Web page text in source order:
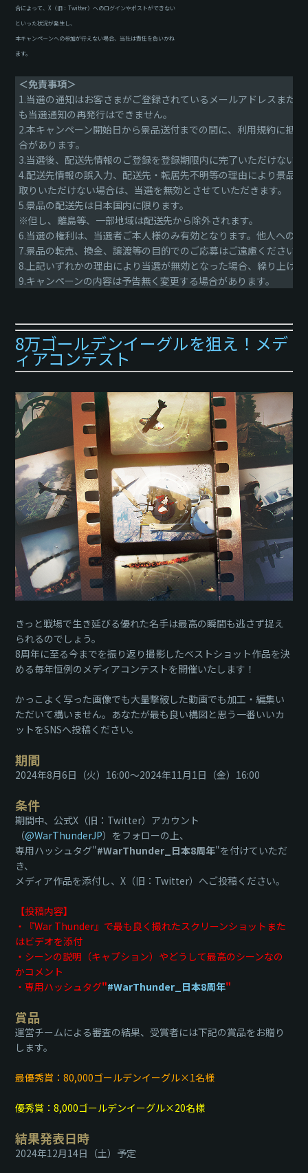
合によって、X（旧：Twitter）へのログインやポストができない
といった状況が発生し、
本キャンペーンへの参加が行えない場合、当社は責任を負いかね
ます。
＜免責事項＞
1.当選の通知はお客さまがご登録されているメールアドレスまた
も当選通知の再発行はできません。
2.本キャンペーン開始日から景品送付までの間に、利用規約に抵
合があります。
3.当選後、配送先情報のご登録を登録期限内に完了いただけない
4.配送先情報の誤入力、配送先・転居先不明等の理由により景品
取りいただけない場合は、当選を無効とさせていただきます。
5.景品の配送先は日本国内に限ります。
※但し、離島等、一部地域は配送先から除外されます。
6.当選の権利は、当選者ご本人様のみ有効となります。他人への
7.景品の転売、換金、譲渡等の目的でのご応募はご遠慮ください。
8.上記いずれかの理由により当選が無効となった場合、繰り上げ
9.キャンペーンの内容は予告無く変更する場合があります。
8万ゴールデンイーグルを狙え！メデ
ィアコンテスト
きっと戦場で生き延びる優れた名手は最高の瞬間も逃さず捉え
られるのでしょう。
8周年に至る今までを振り返り撮影したベストショット作品を決
める毎年恒例のメディアコンテストを開催いたします！
かっこよく写った画像でも大量撃破した動画でも加工・編集い
ただいて構いません。あなたが最も良い構図と思う一番いいカ
ットをSNSへ投稿ください。
期間
2024年8月6日（火）16:00～2024年11月1日（金）16:00
条件
期間中、公式X（旧：Twitter）アカウント
（@WarThunderJP）をフォローの上、
専用ハッシュタグ"#WarThunder_日本8周年"を付けていただ
き、
メディア作品を添付し、X（旧：Twitter）へご投稿ください。
【投稿内容】
・『War Thunder』で最も良く撮れたスクリーンショットまた
はビデオを添付
・シーンの説明（キャプション）やどうして最高のシーンなの
かコメント
・専用ハッシュタグ"#WarThunder_日本8周年"
賞品
運営チームによる審査の結果、受賞者には下記の賞品をお贈り
します。
最優秀賞：80,000ゴールデンイーグル×1名様
優秀賞：8,000ゴールデンイーグル×20名様
結果発表日時
2024年12月14日（土）予定